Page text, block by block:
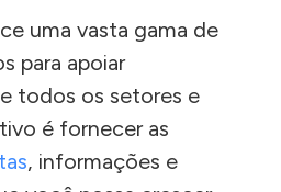
uma vasta gama de
para apoiar
todos os setores e
é fornecer as
, informações e